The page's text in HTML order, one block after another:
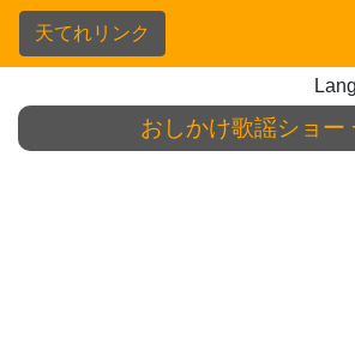
天てれリンク
おしかけ歌謡ショー